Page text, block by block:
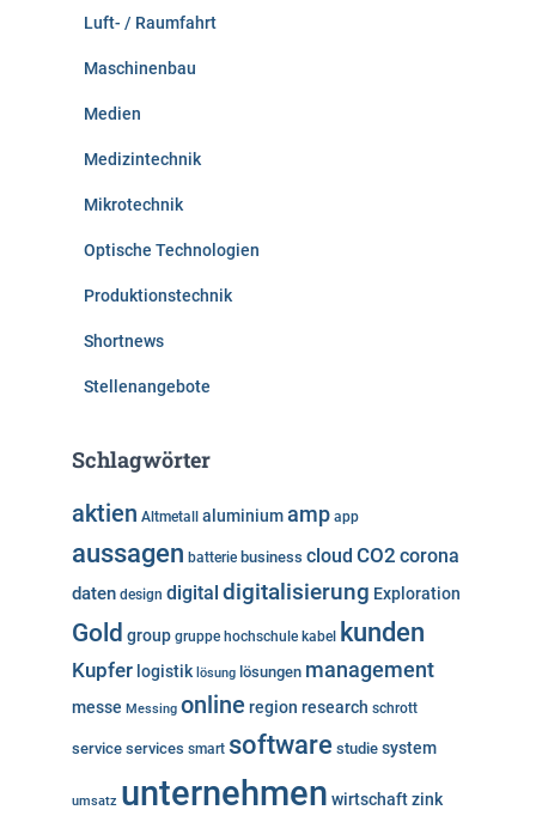
Luft- / Raumfahrt
Maschinenbau
Medien
Medizintechnik
Mikrotechnik
Optische Technologien
Produktionstechnik
Shortnews
Stellenangebote
Schlagwörter
aktien Altmetall aluminiumamp app
aussagen batterie business cloud CO2 corona
daten design digital digitalisierung Exploration
Gold group gruppe hochschule kabel kunden
Kupfer logistik lösung lösungen management
messe Messing online region research schrott
service services smart software studie system
umsatz unternehmen wirtschaftzink